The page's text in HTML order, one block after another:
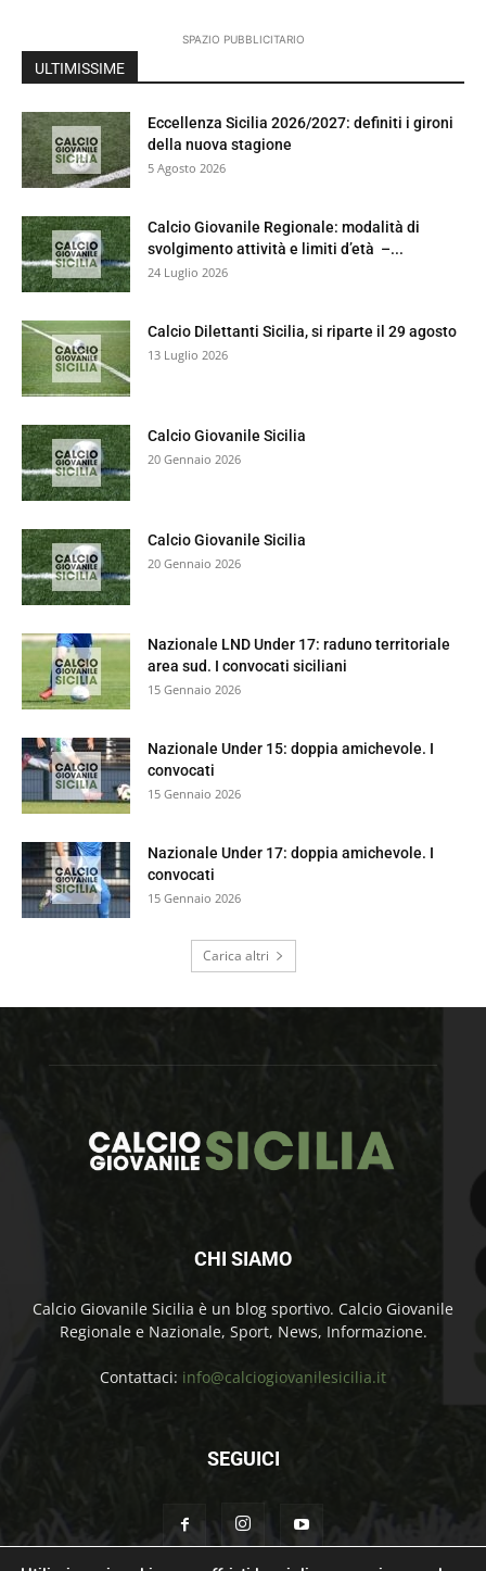
SPAZIO PUBBLICITARIO
ULTIMISSIME
Eccellenza Sicilia 2026/2027: definiti i gironi
della nuova stagione
5 Agosto 2026
Calcio Giovanile Regionale: modalità di
svolgimento attività e limiti d’età –...
24 Luglio 2026
Calcio Dilettanti Sicilia, si riparte il 29 agosto
13 Luglio 2026
Calcio Giovanile Sicilia
20 Gennaio 2026
Calcio Giovanile Sicilia
20 Gennaio 2026
Nazionale LND Under 17: raduno territoriale
area sud. I convocati siciliani
15 Gennaio 2026
Nazionale Under 15: doppia amichevole. I
convocati
15 Gennaio 2026
Nazionale Under 17: doppia amichevole. I
convocati
15 Gennaio 2026
Carica altri
CHI SIAMO
Calcio Giovanile Sicilia è un blog sportivo. Calcio Giovanile
Regionale e Nazionale, Sport, News, Informazione.
Contattaci: info@calciogiovanilesicilia.it
SEGUICI